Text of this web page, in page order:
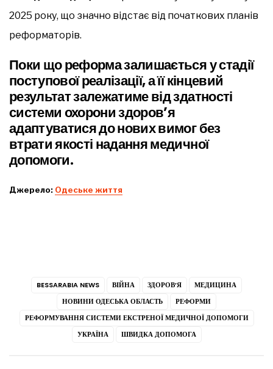
2025 року, що значно відстає від початкових планів
реформаторів.
Поки що реформа залишається у стадії
поступової реалізації, а її кінцевий
результат залежатиме від здатності
системи охорони здоров’я
адаптуватися до нових вимог без
втрати якості надання медичної
допомоги.
Джерело: Одеське життя
BESSARABIA NEWS ВІЙНА ЗДОРОВ’Я
МЕДИЦИНА
НОВИНИ ОДЕСЬКА ОБЛАСТЬ
РЕФОРМИ
РЕФОРМУВАННЯ СИСТЕМИ ЕКСТРЕНОЇ МЕДИЧНОЇ ДОПОМОГИ
УКРАЇНА
ШВИДКА ДОПОМОГА